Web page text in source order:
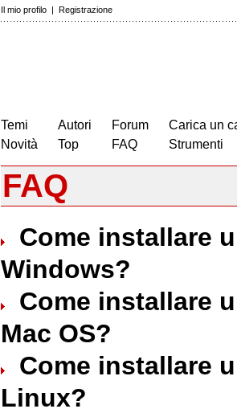
Il mio profilo | Registrazione
Temi
Novità
Autori
Top
Forum
FAQ
Carica un
Strumenti
FAQ
Come installare
Windows?
Come installare
Mac OS?
Come installare
Linux?